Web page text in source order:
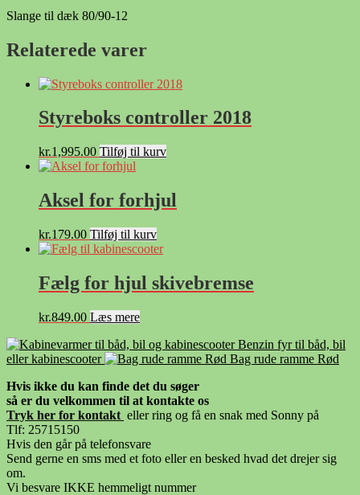
Slange til dæk 80/90-12
Relaterede varer
Styreboks controller 2018
kr.1,995.00 Tilføj til kurv
Aksel for forhjul
kr.179.00 Tilføj til kurv
Fælg for hjul skivebremse
kr.849.00 Læs mere
Benzin fyr til båd, bil
eller kabinescooter
Bag rude ramme Rød
Hvis ikke du kan finde det du søger
så er du velkommen til at kontakte os
Tryk her for kontakt eller ring og få en snak med Sonny på
Tlf: 25715150
Hvis den går på telefonsvare
Send gerne en sms med et foto eller en besked hvad det drejer sig
om.
Vi besvare IKKE hemmeligt nummer